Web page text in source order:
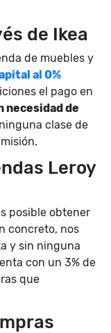
de Ikea
de muebles y
al 0%
el pago en
necesidad de
clase de
Leroy
posible obtener
concreto, nos
y sin ninguna
con un 3% de
que